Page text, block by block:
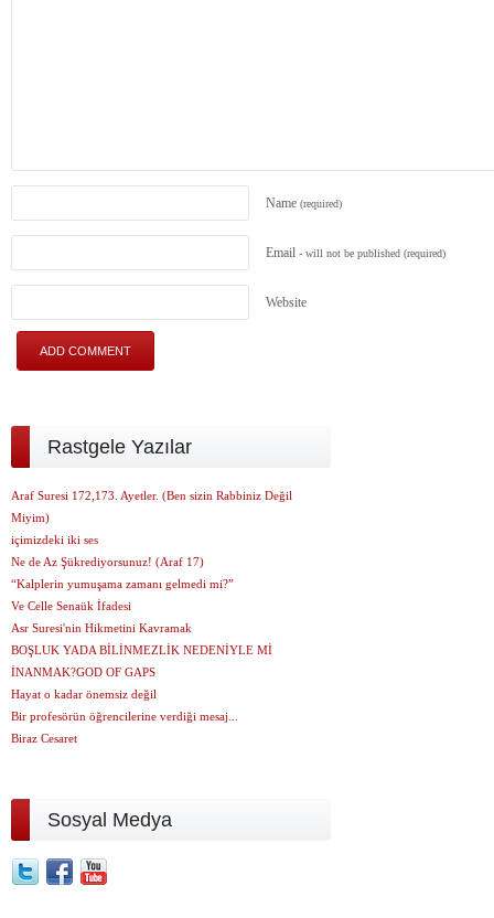
Name (required)
Email - will not be published (required)
Website
Rastgele Yazılar
Araf Suresi 172,173. Ayetler. (Ben sizin Rabbiniz Değil
Miyim)
içimizdeki iki ses
Ne de Az Şükrediyorsunuz! (Araf 17)
“Kalplerin yumuşama zamanı gelmedi mi?”
Ve Celle Senaük İfadesi
Asr Suresi'nin Hikmetini Kavramak
BOŞLUK YADA BİLİNMEZLİK NEDENİYLE Mİ
İNANMAK?GOD OF GAPS
Hayat o kadar önemsiz değil
Bir profesörün öğrencilerine verdiği mesaj...
Biraz Cesaret
Sosyal Medya